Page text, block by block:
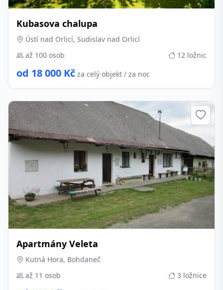
Kubasova chalupa
Ústí nad Orlicí, Sudislav nad Orlicí
až 100 osob
12 ložnic
od 18 000 Kč za celý objekt / za noc
Apartmány Veleta
Kutná Hora, Bohdaneč
až 11 osob
3 ložnice